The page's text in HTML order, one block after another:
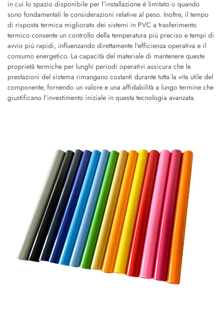
in cui lo spazio disponibile per l'installazione è limitato o quando
sono fondamentali le considerazioni relative al peso. Inoltre, il tempo
di risposta termica migliorato dei sistemi in PVC a trasferimento
termico consente un controllo della temperatura più preciso e tempi di
avvio più rapidi, influenzando direttamente l'efficienza operativa e il
consumo energetico. La capacità del materiale di mantenere queste
proprietà termiche per lunghi periodi operativi assicura che le
prestazioni del sistema rimangano costanti durante tutta la vita utile del
componente, fornendo un valore e una affidabilità a lungo termine che
giustificano l'investimento iniziale in questa tecnologia avanzata.